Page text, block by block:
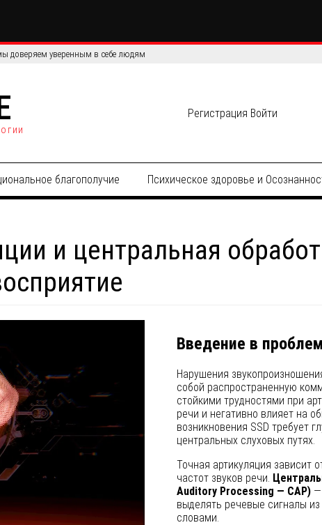
сравнение эффективности и точности данных
Регистрация Войти
благополучие Психическое здоровье и
и центральная
Введение в
Нарушения
собой распространенную
стойкими трудностями при
речи и негативно влияет на
возникновения SSD требует
центральных слуховых путях.
Точная артикуляция зависит
частот звуков речи.
Auditory Processing — CAP)—
выделять речевые сигналы
словами.